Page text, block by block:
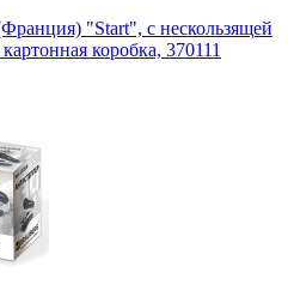
"Start", с нескользящей
коробка, 370111